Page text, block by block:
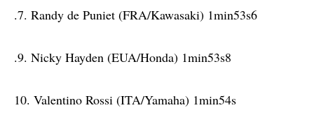
.7. Randy de Puniet (FRA/Kawasaki) 1min53s6
.9. Nicky Hayden (EUA/Honda) 1min53s8
10. Valentino Rossi (ITA/Yamaha) 1min54s